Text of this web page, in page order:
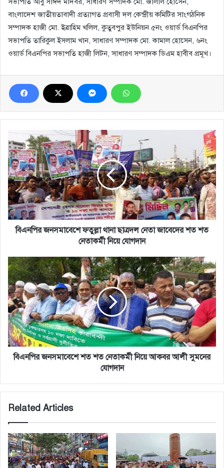
বাংলাদেশ জাতীয়তাবাদী প্রত্যাগত প্রবাসী দল কেন্দ্রীয় কমিটির সাংগঠনিক
সম্পাদক হাজী মো. ইব্রাহিম খলিল, কুতুবপুর ইউনিয়ন ৫নং ওয়ার্ড বিএনপির
সভাপতি তারিকুল ইসলাম খান, সাধারণ সম্পাদক মো. কামাল হোসেন, ৬নং
ওয়ার্ড বিএনপির সভাপতি হাজী লিটন, সাধারণ সম্পাদক ডিএম হাবীব প্রমূখ।
জনসমাবেশে
ফতুল্লা
থানা
ছাত্রদল
নেতা
জাবেদের
শত
শত
নেতাকর্মী
বিএনপির জনসমাবেশে ফতুল্লা থানা ছাত্রদল নেতা জাবেদের শত শত
নেতাকর্মী নিয়ে যোগদান
বিএনপির
জনসমাবেশে
শত
শত
নেতাকর্মী
নিয়ে
আকবর
আলী
সুমনের
যোগদান
বিএনপির জনসমাবেশে শত শত নেতাকর্মী নিয়ে আকবর আলী সুমনের
যোগদান
Related Articles